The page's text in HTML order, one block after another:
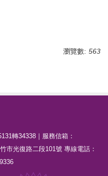
瀏覽數: 563
轉34338｜服務信箱：
市光復路二段101號 專線電話：